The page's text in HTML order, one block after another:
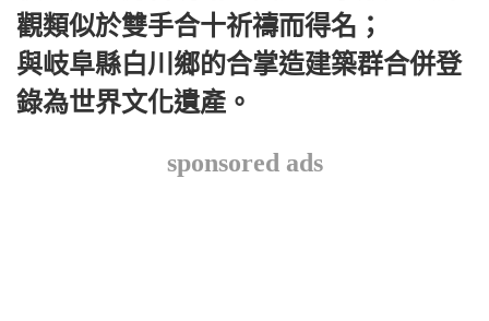
觀類似於雙手合十祈禱而得名；
與岐阜縣白川鄉的合掌造建築群合併登
錄為世界文化遺產。
sponsored ads